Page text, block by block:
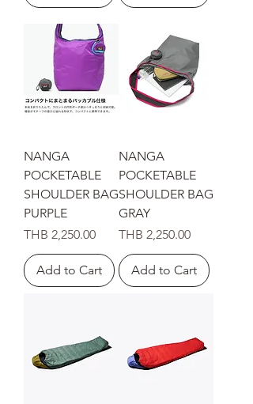
NANGA
POCKETABLE
SHOULDER BAG
PURPLE
Price
THB 2,250.00
Add to Cart
NANGA
POCKETABLE
SHOULDER BAG
GRAY
Price
THB 2,250.00
Add to Cart